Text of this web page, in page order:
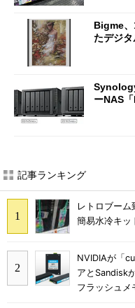
Bigme、
たデジ
ーNAS
記事ランキング
レトロブー
簡易水冷キッ
NVIDIAが「
アとSandisk
フラッシュメ